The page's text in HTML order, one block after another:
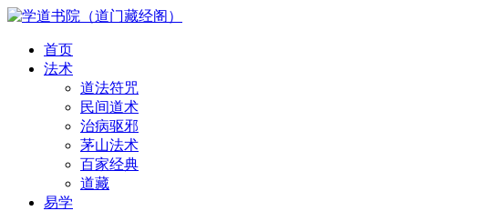
首页
法术
道法符咒
民间道术
治病驱邪
茅山法术
百家经典
道藏
易学